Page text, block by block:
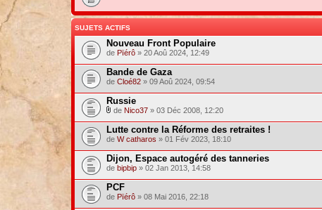
SUJETS ACTIFS
Nouveau Front Populaire
de Pïérô» 20 Aoû 2024, 12:49
Bande de Gaza
de Cloé82» 09 Aoû 2024, 09:54
Russie
de Nico37» 03 Déc 2008, 12:20
Lutte contre la Réforme des retraites !
de W catharos » 01 Fév 2023, 18:10
Dijon, Espace autogéré des tanneries
de bipbip» 02 Jan 2013, 14:58
PCF
de Pïérô» 08 Mai 2016, 22:18